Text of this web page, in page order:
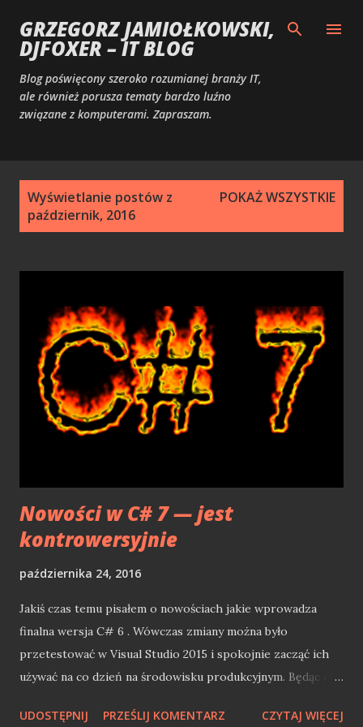
Przejdź do głównej zawartości
GRZEGORZ JAMIOŁKOWSKI,
DJFOXER – IT BLOG
Blog poświęcony szeroko rozumianej branży IT,
ale również porusza tematy bardzo luźno
związane z komputerami. Zapraszam.
Wyświetlanie postów z
październik, 2016
POKAŻ WSZYSTKIE
Nowości w C# 7 — jest
kontrowersyjnie
października 24, 2016
Jakiś czas temu pisałem o nowościach jakie wprowadza
finalna wersja C# 6 . Wówczas zmiany można było
przetestować w Visual Studio 2015 i spokojnie zacząć ich
używać na co dzień na środowisku produkcyjnym. Będąc na
delikatnie musnął nowości w C# 7, pokazując Tuple i
UDOSTĘPNIJ PRZEŚLIJ KOMENTARZ CZYTAJ WIĘCEJ